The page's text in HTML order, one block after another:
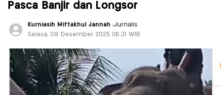
Pasca Banjir dan Longsor
Kurniasih Miftakhul Jannah,Jurnalis
Selasa, 09 Desember 2025 |18:31 WIB